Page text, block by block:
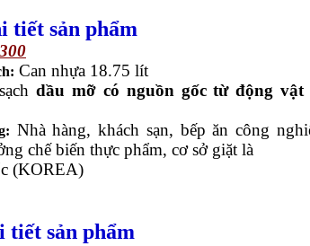
tiết sản phẩm
Can nhựa 18.75 lít
dầu mỡ có nguồn gốc từ động vật
Nhà hàng, khách sạn, bếp ăn công
chế biến thực phẩm, cơ sở giặt là
(KOREA)
tiết sản phẩm